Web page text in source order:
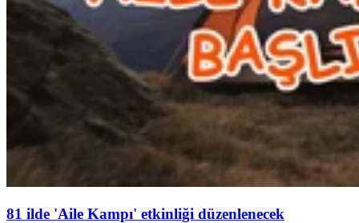
81 ilde 'Aile Kampı' etkinliği düzenlenecek